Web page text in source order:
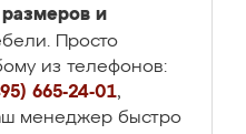
размеров и
Просто
из телефонов:
665-24-01,
менеджер быстро